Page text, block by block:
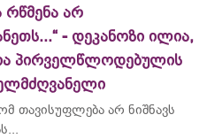
რწმენა არ
- დეკანოზი ილია,
პირველწლოდებულის
თავისუფლება არ ნიშნავს